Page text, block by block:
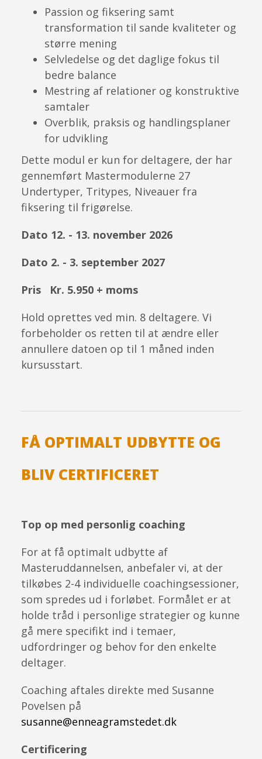
Passion og fiksering samt
transformation til sande kvaliteter og
større mening
Selvledelse og det daglige fokus til
bedre balance
Mestring af relationer og konstruktive
samtaler
Overblik, praksis og handlingsplaner
for udvikling
Dette modul er kun for deltagere, der har
gennemført Mastermodulerne 27
Undertyper, Tritypes, Niveauer fra
fiksering til frigørelse.
Dato 12. - 13. november 2026
Dato 2. - 3. september 2027
Pris Kr. 5.950 + moms
Hold oprettes ved min. 8 deltagere. Vi
forbeholder os retten til at ændre eller
annullere datoen op til 1 måned inden
kursusstart.
FÅ OPTIMALT UDBYTTE OG
BLIV CERTIFICERET
Top op med personlig coaching
For at få optimalt udbytte af
Masteruddannelsen, anbefaler vi, at der
tilkøbes 2-4 individuelle coachingsessioner,
som spredes ud i forløbet. Formålet er at
holde tråd i personlige strategier og kunne
gå mere specifikt ind i temaer,
udfordringer og behov for den enkelte
deltager.
Coaching aftales direkte med Susanne
Povelsen på
susanne@enneagramstedet.dk
Certificering